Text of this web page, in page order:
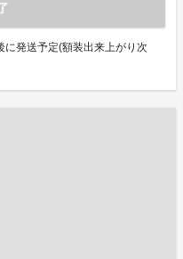
に発送予定(額装出来上がり次